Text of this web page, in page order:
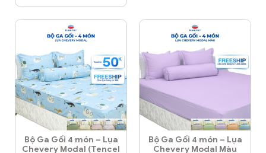
Bộ Ga Gối 4 món – Lụa
Chevery Modal (Tencel
Bộ Ga Gối 4 món – Lụa
Chevery Modal Màu